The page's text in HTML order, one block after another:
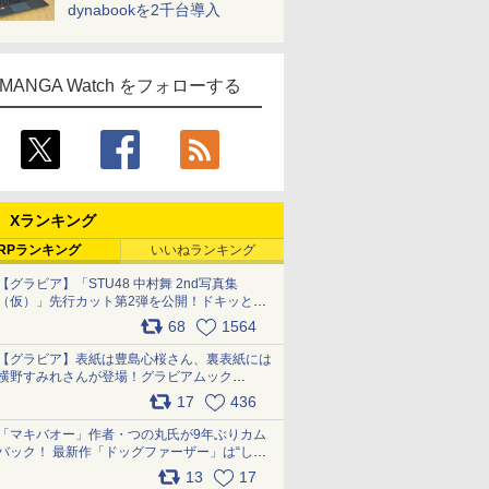
dynabookを2千台導入
MANGA Watch をフォローする
Xランキング
ランキング いいねランキング
グラビア】「STU48 中村舞 2nd写真集
仮）」先行カット第2弾を公開！ドキッとす
ランジェリーカットなど新たな挑戦
68 1564
グラビア】表紙は豊島心桜さん、裏表紙には
野すみれさんが登場！グラビアムック
PARADE」2026夏号が本日発売
17 436
マキバオー」作者・つの丸氏が9年ぶりカム
ック！ 最新作「ドッグファーザー」は“しゃ
らない動物”とのリアルな暮らしを描く 「も
13 17